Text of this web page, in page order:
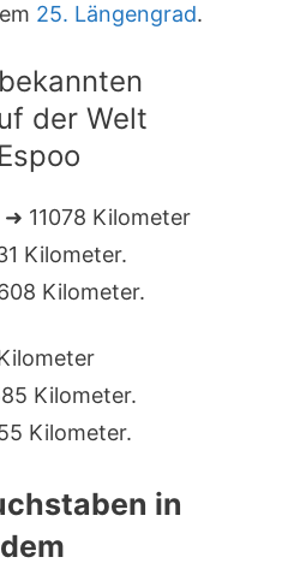
25. Längengrad.
der Welt
➜ 11078 Kilometer
Kilometer.
Kilometer.
Kilometer.
Kilometer.
in